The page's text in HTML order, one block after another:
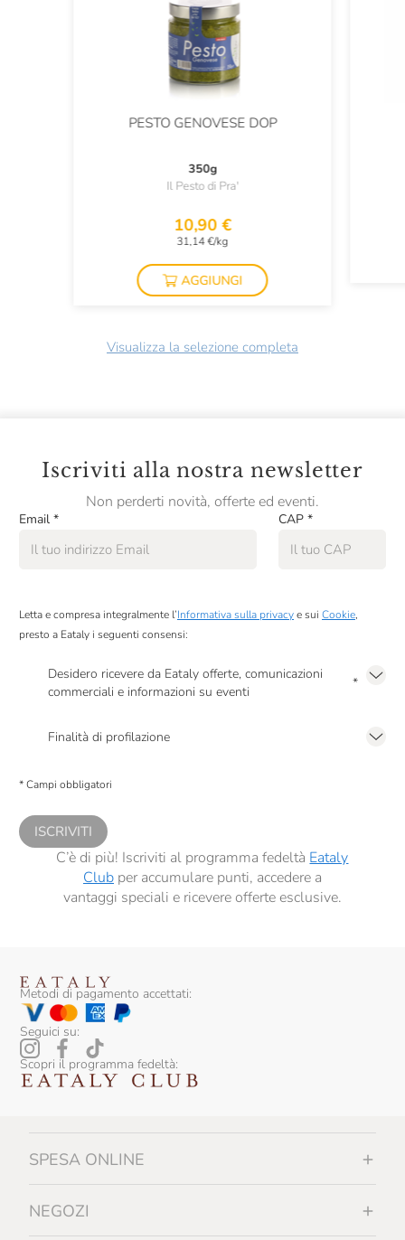
PESTO GENOVESE DOP
350g
Il Pesto di Pra'
10,90 €
31,14 €/kg
AGGIUNGI
Visualizza la selezione completa
Iscriviti alla nostra newsletter
Non perderti novità, offerte ed eventi.
Email * CAP *
Letta e compresa integralmente l’Informativa sulla privacye sui Cookie,
presto a Eataly i seguenti consensi:
Desidero ricevere da Eataly offerte, comunicazioni
commerciali e informazioni su eventi
*
Finalità di profilazione
comunicazioni commerciali personalizzate, in caso di consenso prestato ai
* Campi obbligatori
ISCRIVITI
C’è di più! Iscriviti al programma fedeltà Eataly
Clubper accumulare punti, accedere a
vantaggi speciali e ricevere offerte esclusive.
Metodi di pagamento accettati:
Seguici su:
Scopri il programma fedeltà:
SPESA ONLINE
NEGOZI